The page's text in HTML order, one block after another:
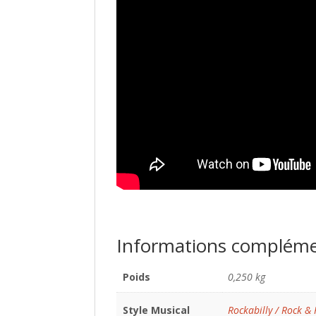
Informations
Poids 0,250 kg
Style Musical Rockabilly / Rock &